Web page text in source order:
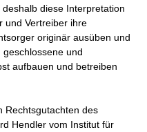
diese Interpretation
und Vertreiber ihre
originär ausüben und
und
aufbauen und betreiben
Rechtsgutachten des
Hendler vom Institut für